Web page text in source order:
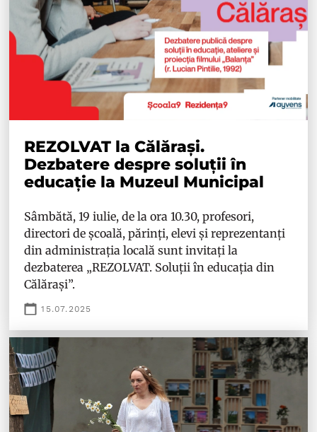
REZOLVAT la Călărași.
Dezbatere despre soluții în
educație la Muzeul Municipal
Sâmbătă, 19 iulie, de la ora 10.30, profesori,
directori de școală, părinți, elevi și reprezentanți
din administrația locală sunt invitați la
dezbaterea „REZOLVAT. Soluții în educația din
Călărași”.
15.07.2025